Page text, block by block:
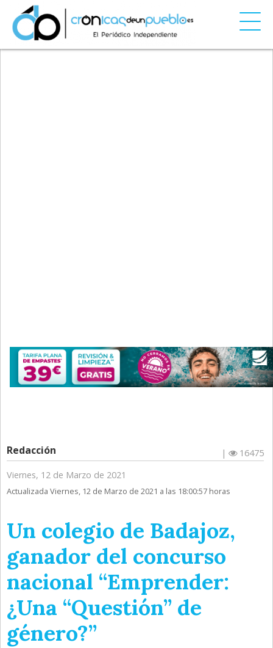
Redacción |
16475
Viernes, 12 de Marzo de 2021
Actualizada Viernes, 12 de Marzo de 2021 a las 18:00:57 horas
Un colegio de Badajoz,
ganador del concurso
nacional “Emprender:
¿Una “Questión” de
género?”